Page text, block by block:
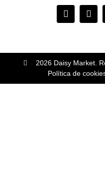
2026 Daisy Market.
Política de